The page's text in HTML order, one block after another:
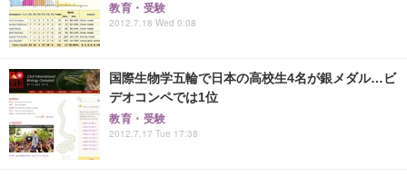
教育・受験
2012.7.18 Wed 0:08
国際生物学五輪で日本の高校生4名が銀メダル…ビ
デオコンペでは1位
教育・受験
2012.7.17 Tue 17:38